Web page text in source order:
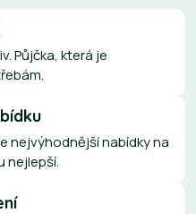
Půjčka, která je
nejvýhodnější nabídky na
nejlepší.